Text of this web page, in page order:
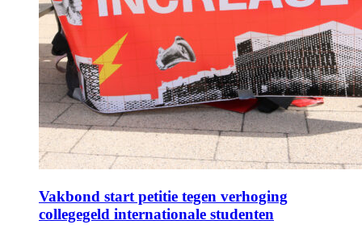
Vakbond start petitie tegen verhoging
collegegeld internationale studenten